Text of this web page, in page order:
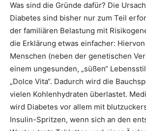
Was sind die Gründe dafür? Die
Diabetes sind bisher nur zum Teil
der familiären Belastung mit
die Erklärung etwas einfacher:
Menschen (neben der genetischen
einem ungesunden, „süßen“
„Dolce Vita“. Dadurch wird die
vielen Kohlenhydraten überlastet.
wird Diabetes vor allem mit
Insulin-Spritzen, wenn sich an den